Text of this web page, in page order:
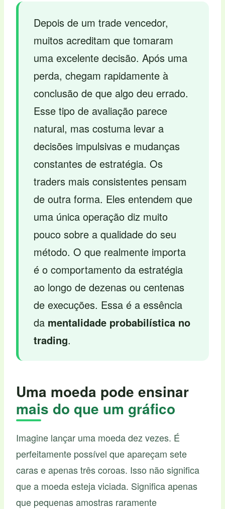
Depois de um trade vencedor,
muitos acreditam que tomaram
uma excelente decisão. Após uma
perda, chegam rapidamente à
conclusão de que algo deu errado.
Esse tipo de avaliação parece
natural, mas costuma levar a
decisões impulsivas e mudanças
constantes de estratégia. Os
traders mais consistentes pensam
de outra forma. Eles entendem que
uma única operação diz muito
pouco sobre a qualidade do seu
método. O que realmente importa
é o comportamento da estratégia
ao longo de dezenas ou centenas
de execuções. Essa é a essência
da mentalidade probabilística no
trading.
Uma moeda pode ensinar
mais do que um gráfico
Imagine lançar uma moeda dez vezes. É
perfeitamente possível que apareçam sete
caras e apenas três coroas. Isso não significa
que a moeda esteja viciada. Significa apenas
que pequenas amostras raramente